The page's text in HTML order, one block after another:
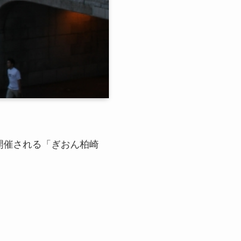
される「ぎおん柏崎